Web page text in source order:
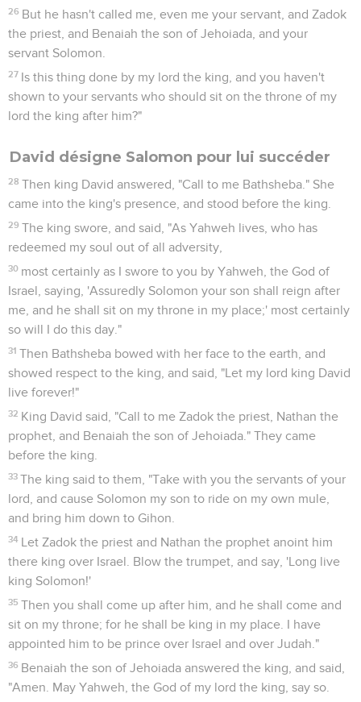
26 But he hasn't called me, even me your servant, and Zadok
the priest, and Benaiah the son of Jehoiada, and your
servant Solomon.
27 Is this thing done by my lord the king, and you haven't
shown to your servants who should sit on the throne of my
lord the king after him?"
David désigne Salomon pour lui succéder
28 Then king David answered, "Call to me Bathsheba." She
came into the king's presence, and stood before the king.
29 The king swore, and said, "As Yahweh lives, who has
redeemed my soul out of all adversity,
30 most certainly as I swore to you by Yahweh, the God of
Israel, saying, 'Assuredly Solomon your son shall reign after
me, and he shall sit on my throne in my place;' most certainly
so will I do this day."
31 Then Bathsheba bowed with her face to the earth, and
showed respect to the king, and said, "Let my lord king David
live forever!"
32 King David said, "Call to me Zadok the priest, Nathan the
prophet, and Benaiah the son of Jehoiada." They came
before the king.
33 The king said to them, "Take with you the servants of your
lord, and cause Solomon my son to ride on my own mule,
and bring him down to Gihon.
34 Let Zadok the priest and Nathan the prophet anoint him
there king over Israel. Blow the trumpet, and say, 'Long live
king Solomon!'
35 Then you shall come up after him, and he shall come and
sit on my throne; for he shall be king in my place. I have
appointed him to be prince over Israel and over Judah."
36 Benaiah the son of Jehoiada answered the king, and said,
"Amen. May Yahweh, the God of my lord the king, say so.